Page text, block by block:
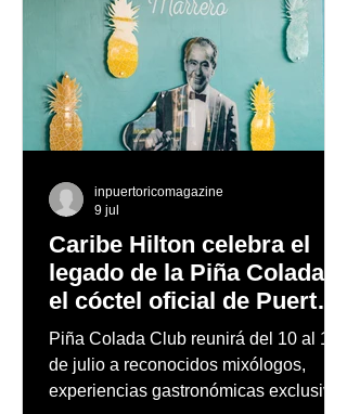
Caribe Hilton celebra el
legado de la Piña Colada,
el cóctel oficial de Puerto
Rico
Piña Colada Club reunirá del 10 al 12
de julio a reconocidos mixólogos,
experiencias gastronómicas exclusivas
inpuertoricomagazine
9 jul